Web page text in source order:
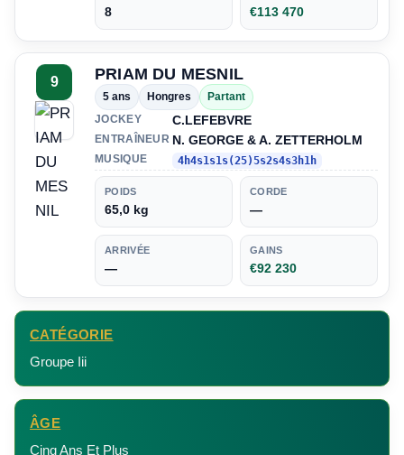
8 €113 470
9 PRIAM DU MESNIL
5 ans Hongres
Partant
JOCKEY
C.LEFEBVRE
ENTRAÎNEUR N. GEORGE & A. ZETTERHOLM
MUSIQUE 4h4s1s1s(25)5s2s4s3h1h
POIDS
65,0 kg
CORDE
—
ARRIVÉE
—
GAINS
€92 230
CATÉGORIE
Groupe Iii
ÂGE
Cinq Ans Et Plus